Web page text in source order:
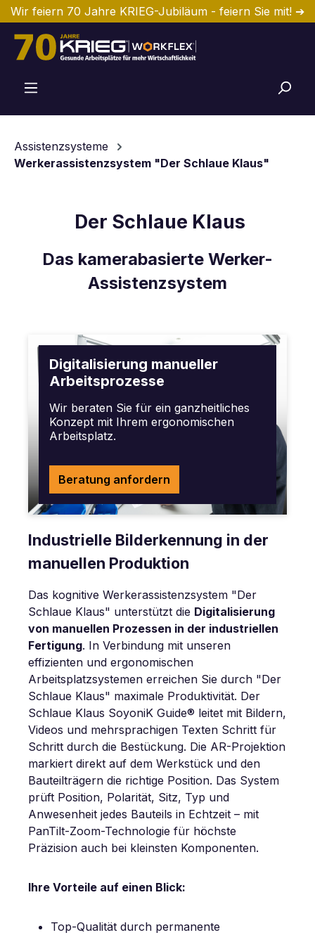
Zum Hauptinhalt springen
Wir feiern 70 Jahre KRIEG-Jubiläum - feiern Sie mit! ➔
Assistenzsysteme
Werkerassistenzsystem "Der Schlaue Klaus"
Der Schlaue Klaus
Das kamerabasierte Werker-
Assistenzsystem
Digitalisierung manueller
Arbeitsprozesse
Wir beraten Sie für ein ganzheitliches
Konzept mit Ihrem ergonomischen
Arbeitsplatz.
Beratung anfordern
Industrielle Bilderkennung in der
manuellen Produktion
Das kognitive Werkerassistenzsystem "Der
Schlaue Klaus" unterstützt die Digitalisierung
von manuellen Prozessen in der industriellen
Fertigung. In Verbindung mit unseren
effizienten und ergonomischen
Arbeitsplatzsystemen erreichen Sie durch "Der
Schlaue Klaus" maximale Produktivität. Der
Schlaue Klaus SoyoniK Guide® leitet mit Bildern,
Videos und mehrsprachigen Texten Schritt für
Schritt durch die Bestückung. Die AR-Projektion
markiert direkt auf dem Werkstück und den
Bauteilträgern die richtige Position. Das System
prüft Position, Polarität, Sitz, Typ und
Anwesenheit jedes Bauteils in Echtzeit – mit
PanTilt-Zoom-Technologie für höchste
Präzision auch bei kleinsten Komponenten.
Ihre Vorteile auf einen Blick:
Top-Qualität durch permanente